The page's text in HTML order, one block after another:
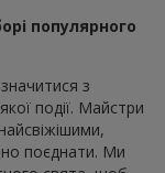
популярного
з
події. Майстри
поєднати. Ми